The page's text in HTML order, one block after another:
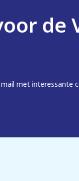
de
met interessante